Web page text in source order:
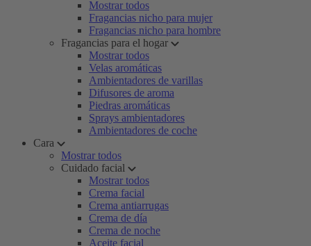
Mostrar todos
Fragancias nicho para mujer
Fragancias nicho para hombre
Fragancias para el hogar
Mostrar todos
Velas aromáticas
Ambientadores de varillas
Difusores de aroma
Piedras aromáticas
Sprays ambientadores
Ambientadores de coche
Cara
Mostrar todos
Cuidado facial
Mostrar todos
Crema facial
Crema antiarrugas
Crema de día
Crema de noche
Aceite facial